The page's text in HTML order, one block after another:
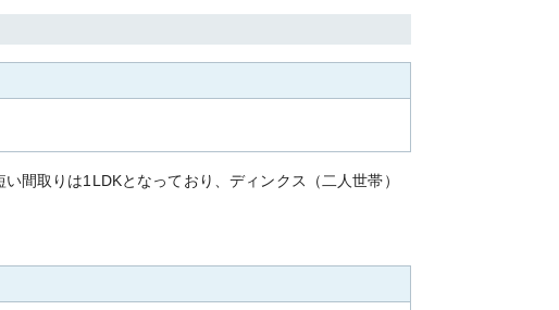
間取りは1LDKとなっており、ディンクス（二人世帯）